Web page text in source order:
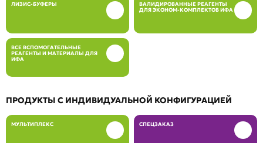
ЛИЗИС-БУФЕРЫ
ВАЛИДИРОВАННЫЕ РЕАГЕНТЫ
ДЛЯ ЭКОНОМ-КОМПЛЕКТОВ ИФА
ВСЕ ВСПОМОГАТЕЛЬНЫЕ
РЕАГЕНТЫ И МАТЕРИАЛЫ ДЛЯ
ИФА
ПРОДУКТЫ С ИНДИВИДУАЛЬНОЙ КОНФИГУРАЦИЕЙ
МУЛЬТИПЛЕКС СПЕЦЗАКАЗ